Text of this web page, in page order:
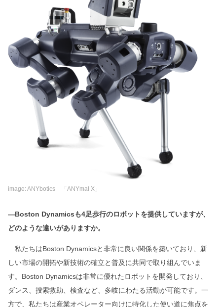
image: ANYbotics 「ANYmal X」
―Boston Dynamicsも4足歩行のロボットを提供していますが、
どのような違いがありますか。
私たちはBoston Dynamicsと非常に良い関係を築いており、新
しい市場の開拓や新技術の確立と普及に共同で取り組んでいま
す。Boston Dynamicsは非常に優れたロボットを開発しており、
ダンス、捜索救助、検査など、多岐にわたる活動が可能です。一
方で、私たちは産業オペレーター向けに特化した使い道に焦点を